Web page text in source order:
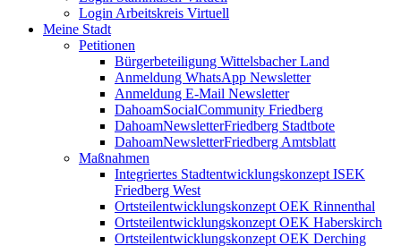
Login Arbeitskreis Virtuell
Meine Stadt
Petitionen
Bürgerbeteiligung Wittelsbacher Land
Anmeldung WhatsApp Newsletter
Anmeldung E-Mail Newsletter
DahoamSocialCommunity Friedberg
DahoamNewsletterFriedberg Stadtbote
DahoamNewsletterFriedberg Amtsblatt
Maßnahmen
Integriertes Stadtentwicklungskonzept ISEK
Friedberg West
Ortsteilentwicklungskonzept OEK Rinnenthal
Ortsteilentwicklungskonzept OEK Haberskirch
Ortsteilentwicklungskonzept OEK Derching